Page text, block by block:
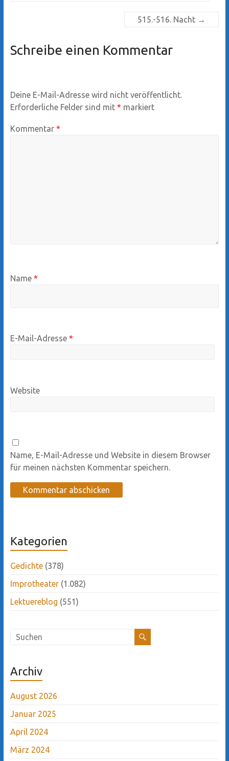
515.-516. Nacht →
Schreibe einen Kommentar
Deine E-Mail-Adresse wird nicht veröffentlicht.
Erforderliche Felder sind mit * markiert
Kommentar *
Name *
E-Mail-Adresse *
Website
Name, E-Mail-Adresse und Website in diesem Browser
für meinen nächsten Kommentar speichern.
Kategorien
Gedichte(378)
Improtheater(1.082)
Lektuereblog (551)
Archiv
August 2026
Januar 2025
April 2024
März 2024